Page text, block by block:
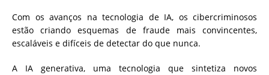
Com os avanços na tecnologia de IA, os cibercriminosos
estão criando esquemas de fraude mais convincentes,
escaláveis e difíceis de detectar do que nunca.
A IA generativa, uma tecnologia que sintetiza novos